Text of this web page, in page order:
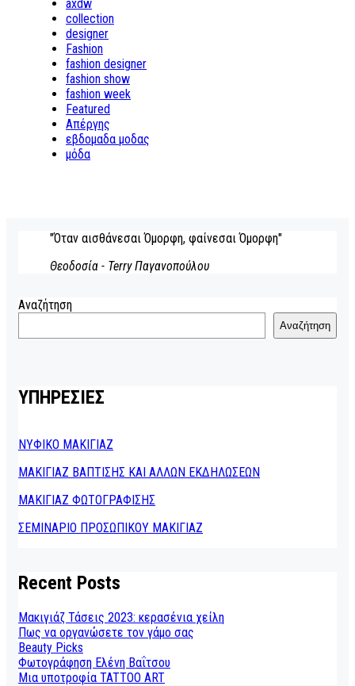
axdw
collection
designer
Fashion
fashion designer
fashion show
fashion week
Featured
Απέργης
εβδομαδα μοδας
μόδα
"Όταν αισθάνεσαι Όμορφη, φαίνεσαι Όμορφη"
Θεοδοσία - Terry Παγανοπούλου
Αναζήτηση
Αναζήτηση
ΥΠΗΡΕΣΙΕΣ
ΝΥΦΙΚΟ ΜΑΚΙΓΙΑΖ
ΜΑΚΙΓΙΑΖ ΒΑΠΤΙΣΗΣ ΚΑΙ ΑΛΛΩΝ ΕΚΔΗΛΩΣΕΩΝ
ΜΑΚΙΓΙΑΖ ΦΩΤΟΓΡΑΦΙΣΗΣ
ΣΕΜΙΝΑΡΙΟ ΠΡΟΣΩΠΙΚΟΥ ΜΑΚΙΓΙΑΖ
Recent Posts
Μακιγιάζ Τάσεις 2023: κερασένια χείλη
Πως να οργανώσετε τον γάμο σας
Beauty Picks
Φωτογράφηση Ελένη Βαΐτσου
Μια υποτροφία TATTOO ART